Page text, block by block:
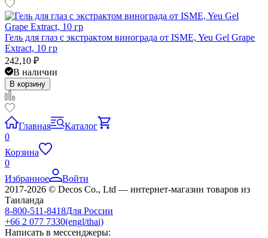
Гель для глаз с экстрактом винограда от ISME, Yeu Gel Grape
Extract, 10 гр
242,10 ₽
В наличии
В корзину
Главная
Каталог
0
Корзина
0
Избранное
Войти
2017-2026 © Decos Co., Ltd — интернет-магазин товаров из
Таиланда
8-800-511-8418Для России
+66 2 077 7330(engl/thai)
Написать в мессенджеры: